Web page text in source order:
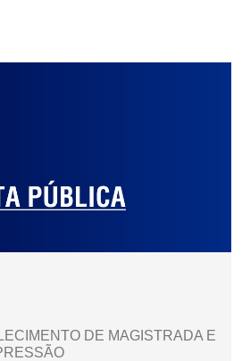
DE MAGISTRADA E